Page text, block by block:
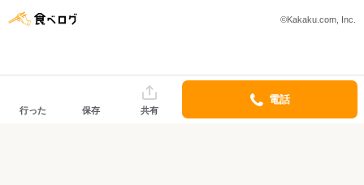
©Kakaku.com, Inc.
行った 保存 共有
電話